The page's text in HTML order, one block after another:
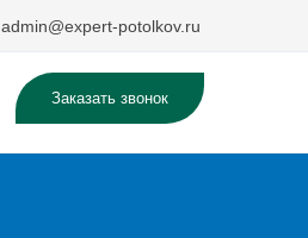
admin@expert-potolkov.ru
Заказать звонок